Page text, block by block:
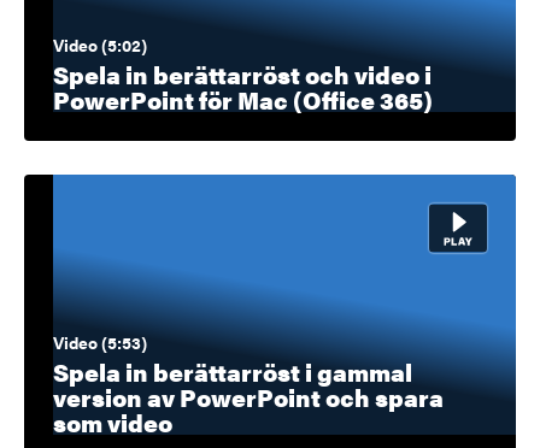
Video (5:02)
Spela in berättarröst och video i
PowerPoint för Mac (Office 365)
Video (5:53)
Spela in berättarröst i gammal
version av PowerPoint och spara
som video